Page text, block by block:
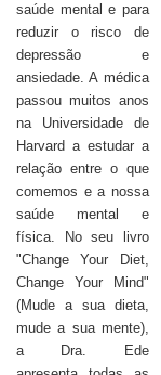
saúde mental e para
reduzir o risco de
depressão e
ansiedade. A médica
passou muitos anos
na Universidade de
Harvard a estudar a
relação entre o que
comemos e a nossa
saúde mental e
física. No seu livro
"Change Your Diet,
Change Your Mind"
(Mude a sua dieta,
mude a sua mente),
a Dra. Ede